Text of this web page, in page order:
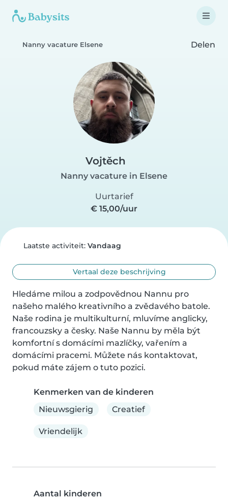
Nanny vacature Elsene Delen
Vojtěch
Nanny vacature in Elsene
Uurtarief
€ 15,00/uur
Laatste activiteit: Vandaag
Vertaal deze beschrijving
Hledáme milou a zodpovědnou Nannu pro
našeho malého kreativního a zvědavého batole.
Naše rodina je multikulturní, mluvíme anglicky,
francouzsky a česky. Naše Nannu by měla být
komfortní s domácími mazlíčky, vařením a
domácími pracemi. Můžete nás kontaktovat,
pokud máte zájem o tuto pozici.
Kenmerken van de kinderen
Nieuwsgierig
Creatief
Vriendelijk
Aantal kinderen